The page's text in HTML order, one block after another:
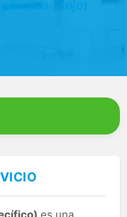
(La Rioja)
es una